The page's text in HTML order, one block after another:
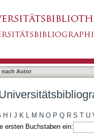
Autor
H J K L M N O P Q R S T U
ersten Buchstaben ein: